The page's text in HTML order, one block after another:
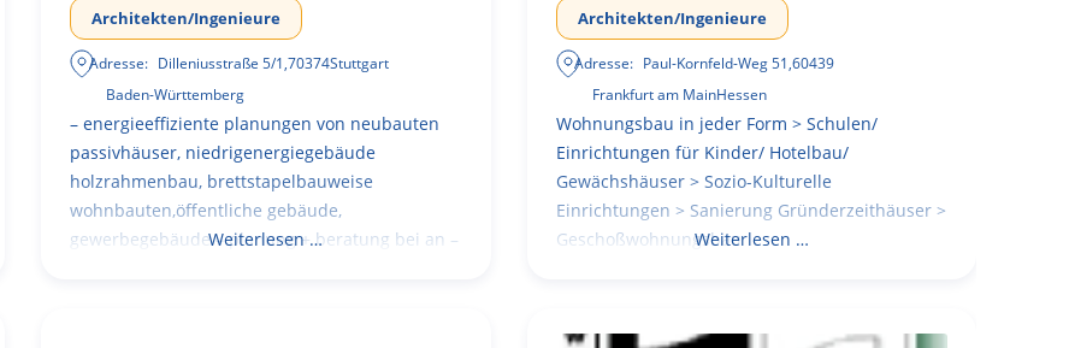
Architekten/Ingenieure
Adresse: Dilleniusstraße 5/1,70374Stuttgart
Baden-Württemberg
– energieeffiziente planungen von neubauten
passivhäuser, niedrigenergiegebäude
holzrahmenbau, brettstapelbauweise
wohnbauten,öffentliche gebäude,
gewerbegebäude – planung + beratung bei an –
Weiterlesen …
Architekten/Ingenieure
Adresse: Paul-Kornfeld-Weg 51,60439
Frankfurt am MainHessen
Wohnungsbau in jeder Form > Schulen/
Einrichtungen für Kinder/ Hotelbau/
Gewächshäuser > Sozio-Kulturelle
Einrichtungen > Sanierung Gründerzeithäuser >
GeschoßwohnungsbauWeiterlesen …